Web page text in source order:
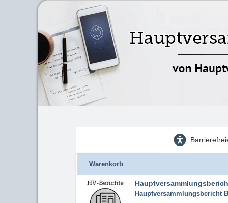
Warenkorb
Hauptversammlungsbericht